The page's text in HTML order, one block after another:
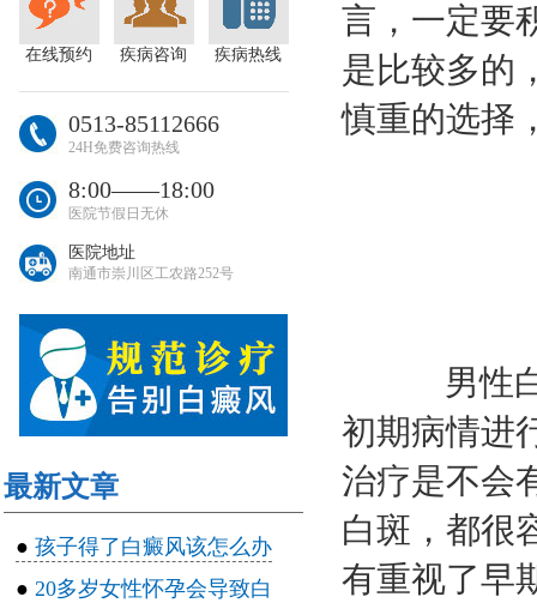
在线预约 疾病咨询 疾病热线
0513-85112666
24H免费咨询热线
8:00――18:00
医院节假日无休
医院地址
南通市崇川区工农路252号
最新文章
● 孩子得了白癜风该怎么办
● 20多岁女性怀孕会导致白
言，一定要
是比较多的
慎重的选择
男性白
初期病情进
治疗是不会
白斑，都很
有重视了早